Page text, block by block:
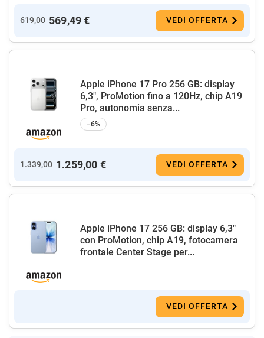
619,00 569,49 € VEDI OFFERTA
Apple iPhone 17 Pro 256 GB: display
6,3", ProMotion fino a 120Hz, chip A19
Pro, autonomia senza...
−6%
1.339,00 1.259,00 € VEDI OFFERTA
Apple iPhone 17 256 GB: display 6,3"
con ProMotion, chip A19, fotocamera
frontale Center Stage per...
VEDI OFFERTA